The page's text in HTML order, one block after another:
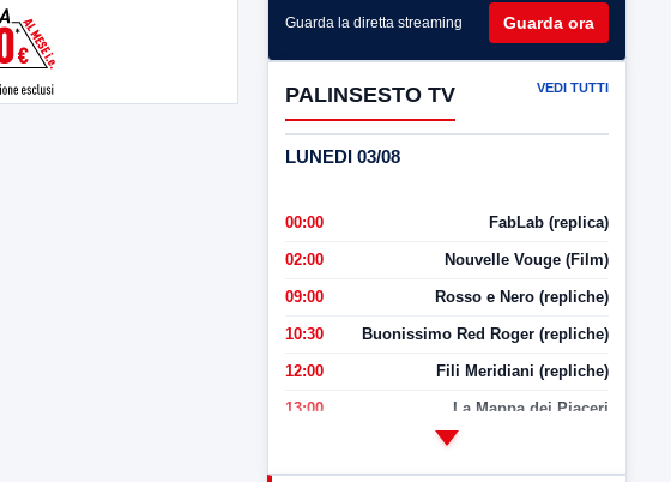
Guarda la diretta streaming Guarda ora
PALINSESTO TV VEDI TUTTI
LUNEDI 03/08
00:00 FabLab (replica)
02:00 Nouvelle Vouge (Film)
09:00 Rosso e Nero (repliche)
10:30 Buonissimo Red Roger (repliche)
12:00 Fili Meridiani (repliche)
13:00 La Mappa dei Piaceri